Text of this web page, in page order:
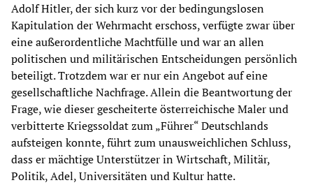
Adolf Hitler, der sich kurz vor der bedingungslosen
Kapitulation der Wehrmacht erschoss, verfügte zwar über
eine außerordentliche Machtfülle und war an allen
politischen und militärischen Entscheidungen persönlich
beteiligt. Trotzdem war er nur ein Angebot auf eine
gesellschaftliche Nachfrage. Allein die Beantwortung der
Frage, wie dieser gescheiterte österreichische Maler und
verbitterte Kriegssoldat zum „Führer“ Deutschlands
aufsteigen konnte, führt zum unausweichlichen Schluss,
dass er mächtige Unterstützer in Wirtschaft, Militär,
Politik, Adel, Universitäten und Kultur hatte.